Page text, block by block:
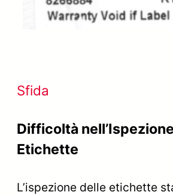
Sfida
Difficoltà
Etichette
L’ispezione delle etichette